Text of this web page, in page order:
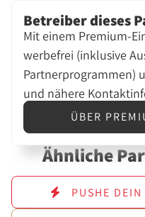
Betreiber dieses
Mit einem Premium-
werbefrei (inklusive
Partnerprogrammen)
und nähere
ÜBER
Ähnliche
PUSHE DEIN